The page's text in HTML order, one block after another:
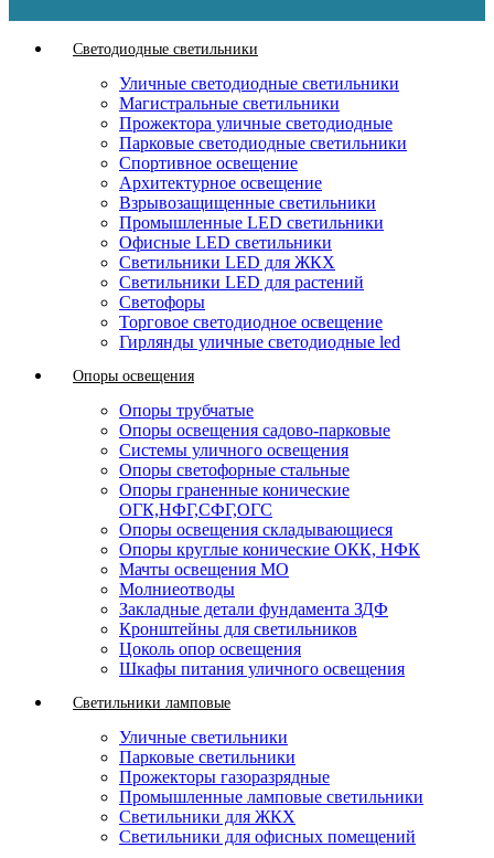
Светодиодные светильники
Уличные светодиодные светильники
Магистральные светильники
Прожектора уличные светодиодные
Парковые светодиодные светильники
Спортивное освещение
Архитектурное освещение
Взрывозащищенные светильники
Промышленные LED светильники
Офисные LED светильники
Cветильники LED для ЖКХ
Светильники LED для растений
Светофоры
Торговое светодиодное освещение
Гирлянды уличные светодиодные led
Опоры освещения
Опоры трубчатые
Опоры освещения садово-парковые
Системы уличного освещения
Опоры светофорные стальные
Опоры граненные конические
ОГК,НФГ,СФГ,ОГС
Опоры освещения складывающиеся
Опоры круглые конические ОКК, НФК
Мачты освещения МО
Молниеотводы
Закладные детали фундамента ЗДФ
Кронштейны для светильников
Цоколь опор освещения
Шкафы питания уличного освещения
Светильники ламповые
Уличные светильники
Парковые светильники
Прожекторы газоразрядные
Промышленные ламповые светильники
Светильники для ЖКХ
Светильники для офисных помещений